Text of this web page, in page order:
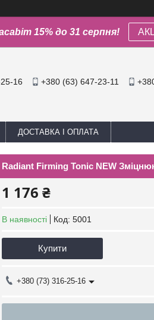
15% до 31 серпня!
16 +380 (63) 647-23-11
ДОСТАВКА І ОПЛАТА
Radiant Firming Tonic NEW
1 176 ₴
В наявності Код: 5001
Купити
+380 (73) 316-25-16